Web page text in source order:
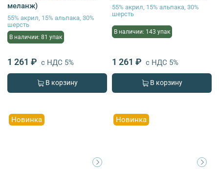
меланж)
55% акрил, 15% альпака, 30%
шерсть
В наличии: 81 упак
1 261 ₽ с НДС 5%
В корзину
55% акрил, 15% альпака, 30%
шерсть
В наличии: 143 упак
1 261 ₽ с НДС 5%
В корзину
Новинка Новинка